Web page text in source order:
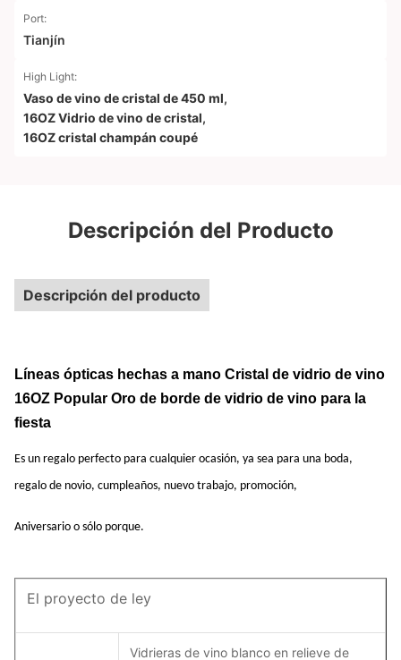
Port:
Tianjín
High Light:
Vaso de vino de cristal de 450 ml,
16OZ Vidrio de vino de cristal,
16OZ cristal champán coupé
Descripción del Producto
Descripción del producto
Líneas ópticas hechas a mano Cristal de vidrio de vino
16OZ Popular Oro de borde de vidrio de vino para la
fiesta
Es un regalo perfecto para cualquier ocasión, ya sea para una boda,
regalo de novio, cumpleaños, nuevo trabajo, promoción,
Aniversario o sólo porque.
El proyecto de ley
Vidrieras de vino blanco en relieve de